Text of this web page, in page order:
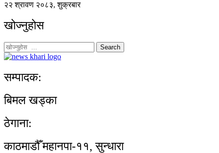
२२ श्रावण २०८३, शुक्रबार
खोज्नुहोस
Search
सम्पादक:
बिमल खड्का
ठेगाना:
काठमाडौँ महानपा-११, सुन्धारा